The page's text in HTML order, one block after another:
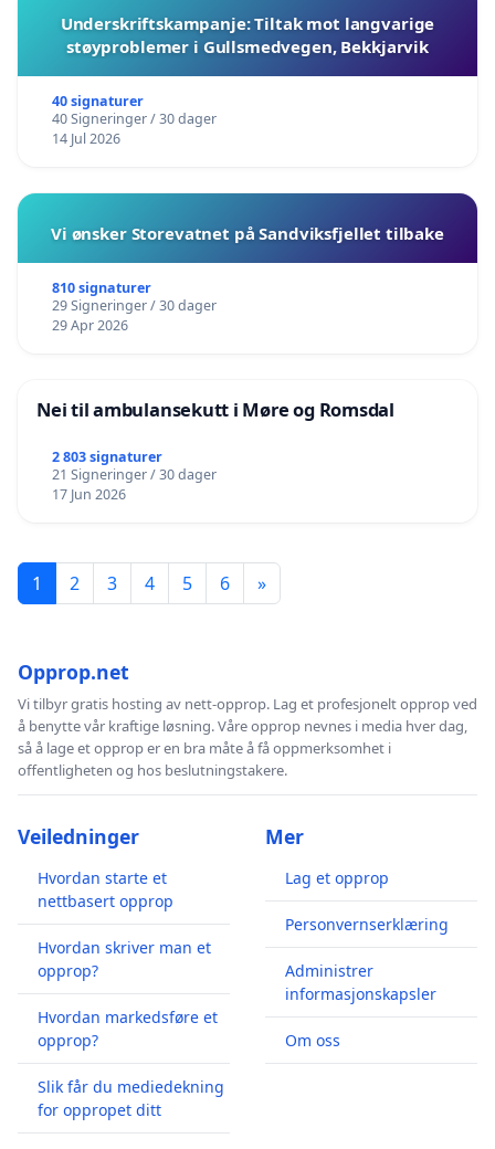
Underskriftskampanje: Tiltak mot langvarige
støyproblemer i Gullsmedvegen, Bekkjarvik
40 signaturer
40 Signeringer / 30 dager
14 Jul 2026
Vi ønsker Storevatnet på Sandviksfjellet tilbake
810 signaturer
29 Signeringer / 30 dager
29 Apr 2026
Nei til ambulansekutt i Møre og Romsdal
2 803 signaturer
21 Signeringer / 30 dager
17 Jun 2026
1 2 3 4 5 6 »
Opprop.net
Vi tilbyr gratis hosting av nett-opprop. Lag et profesjonelt opprop ved
å benytte vår kraftige løsning. Våre opprop nevnes i media hver dag,
så å lage et opprop er en bra måte å få oppmerksomhet i
offentligheten og hos beslutningstakere.
Veiledninger
Hvordan starte et
nettbasert opprop
Hvordan skriver man et
opprop?
Hvordan markedsføre et
opprop?
Slik får du mediedekning
for oppropet ditt
Mer
Lag et opprop
Personvernserklæring
Administrer
informasjonskapsler
Om oss